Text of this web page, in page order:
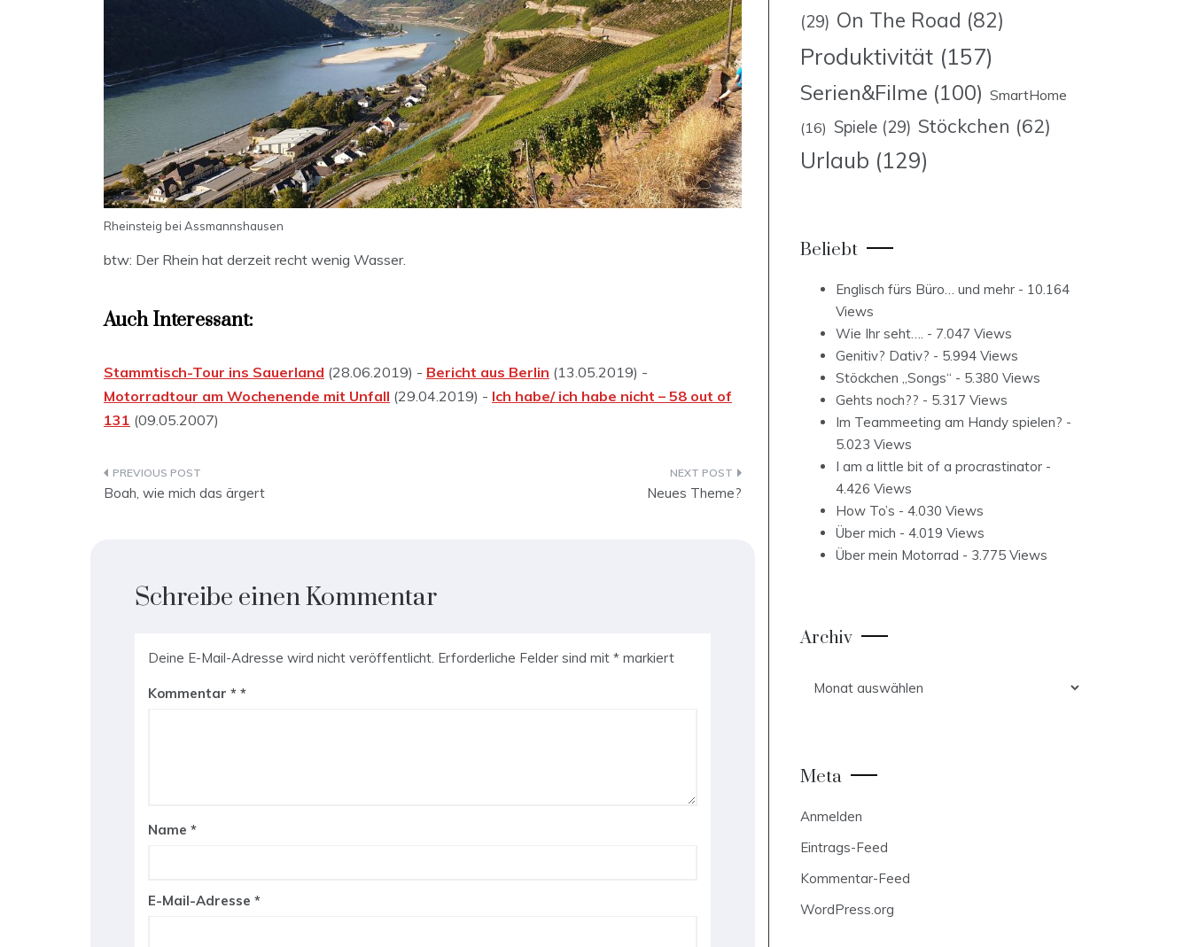
Rheinsteig bei Assmannshausen
btw: Der Rhein hat derzeit recht wenig Wasser.
Auch Interessant:
Stammtisch-Tour ins Sauerland (28.06.2019) - Bericht aus Berlin (13.05.2019) -
Motorradtour am Wochenende mit Unfall (29.04.2019) - Ich habe/ ich habe nicht – 58 out of
131 (09.05.2007)
Beitragsnavigation
Boah, wie mich das ärgert Neues Theme?
Schreibe einen Kommentar
Deine E-Mail-Adresse wird nicht veröffentlicht. Erforderliche Felder sind mit * markiert
Kommentar *
Name *
E-Mail-Adresse *
(29) On The Road (82)
Produktivität (157)
Serien&Filme (100) SmartHome
(16) Spiele (29) Stöckchen (62)
Urlaub (129)
Beliebt
Englisch fürs Büro… und mehr - 10.164
Views
Wie Ihr seht…. - 7.047 Views
Genitiv? Dativ? - 5.994 Views
Stöckchen „Songs“ - 5.380 Views
Gehts noch?? - 5.317 Views
Im Teammeeting am Handy spielen? -
5.023 Views
I am a little bit of a procrastinator -
4.426 Views
How To’s - 4.030 Views
Über mich - 4.019 Views
Über mein Motorrad - 3.775 Views
Archiv
Meta
Anmelden
Eintrags-Feed
Kommentar-Feed
WordPress.org